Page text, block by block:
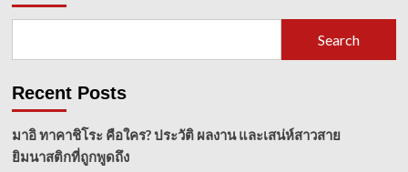
Search
Recent Posts
มาอิ ทาคาชิโระ คือใคร? ประวัติ ผลงาน และเสน่ห์สาวสาย
ยิมนาสติกที่ถูกพูดถึง